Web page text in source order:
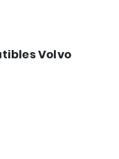
Volvo